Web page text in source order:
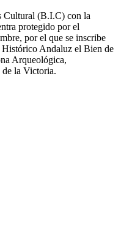
Cultural (B.I.C) con la
protegido por el
por el que se inscribe
Andaluz el Bien de
Arqueológica,
la Victoria.